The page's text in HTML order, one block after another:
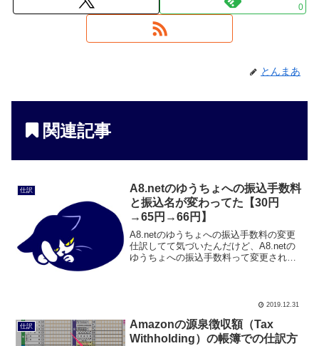
0
とんまあ
関連記事
仕訳
A8.netのゆうちょへの振込手数料
と振込名が変わってた【30円
→65円→66円】
A8.netのゆうちょへの振込手数料の変更
仕訳してて気づいたんだけど、A8.netの
ゆうちょへの振込手数料って変更された
2019.12.31
仕訳
Amazonの源泉徴収額（Tax
Withholding）の帳簿での仕訳方